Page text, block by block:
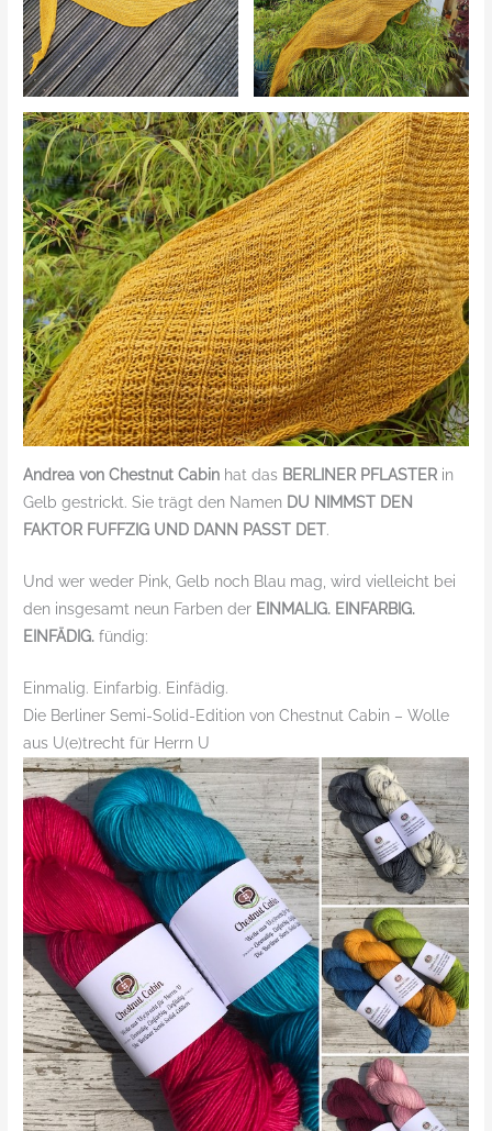
Andrea von Chestnut Cabin hat das BERLINER PFLASTER in
Gelb gestrickt. Sie trägt den Namen DU NIMMST DEN
FAKTOR FUFFZIG UND DANN PASST DET.
Und wer weder Pink, Gelb noch Blau mag, wird vielleicht bei
den insgesamt neun Farben der EINMALIG. EINFARBIG.
EINFÄDIG. fündig:
Einmalig. Einfarbig. Einfädig.
Die Berliner Semi-Solid-Edition von Chestnut Cabin – Wolle
aus U(e)trecht für Herrn U